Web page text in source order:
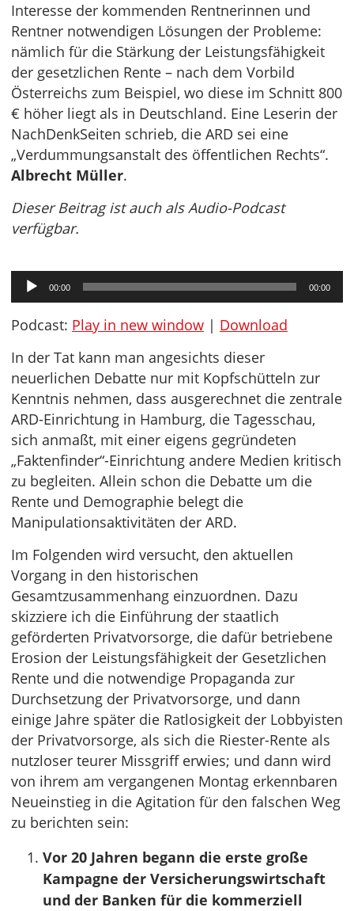
Interesse der kommenden Rentnerinnen und
Rentner notwendigen Lösungen der Probleme:
nämlich für die Stärkung der Leistungsfähigkeit
der gesetzlichen Rente – nach dem Vorbild
Österreichs zum Beispiel, wo diese im Schnitt 800
€ höher liegt als in Deutschland. Eine Leserin der
NachDenkSeiten schrieb, die ARD sei eine
„Verdummungsanstalt des öffentlichen Rechts“.
Albrecht Müller.
Dieser Beitrag ist auch als Audio-Podcast
verfügbar.
Audio-
Player
00:00 00:00
Podcast: Play in new window | Download
In der Tat kann man angesichts dieser
neuerlichen Debatte nur mit Kopfschütteln zur
Kenntnis nehmen, dass ausgerechnet die zentrale
ARD-Einrichtung in Hamburg, die Tagesschau,
sich anmaßt, mit einer eigens gegründeten
„Faktenfinder“-Einrichtung andere Medien kritisch
zu begleiten. Allein schon die Debatte um die
Rente und Demographie belegt die
Manipulationsaktivitäten der ARD.
Im Folgenden wird versucht, den aktuellen
Vorgang in den historischen
Gesamtzusammenhang einzuordnen. Dazu
skizziere ich die Einführung der staatlich
geförderten Privatvorsorge, die dafür betriebene
Erosion der Leistungsfähigkeit der Gesetzlichen
Rente und die notwendige Propaganda zur
Durchsetzung der Privatvorsorge, und dann
einige Jahre später die Ratlosigkeit der Lobbyisten
der Privatvorsorge, als sich die Riester-Rente als
nutzloser teurer Missgriff erwies; und dann wird
von ihrem am vergangenen Montag erkennbaren
Neueinstieg in die Agitation für den falschen Weg
zu berichten sein:
Vor 20 Jahren begann die erste große
Kampagne der Versicherungswirtschaft
und der Banken für die kommerziell